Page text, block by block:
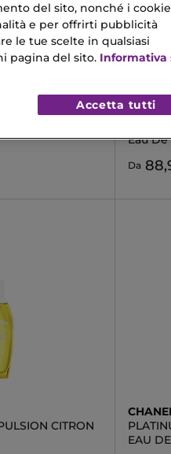
Eau
Da
CITRON
EAU
del sito, nonché i
e per offrirti pubblicità
le tue scelte in qualsiasi
pagina del sito. Informativa
Accetta tutti